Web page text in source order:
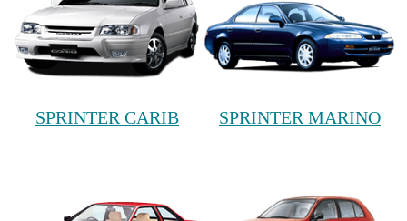
SPRINTER CARIB SPRINTER MARINO